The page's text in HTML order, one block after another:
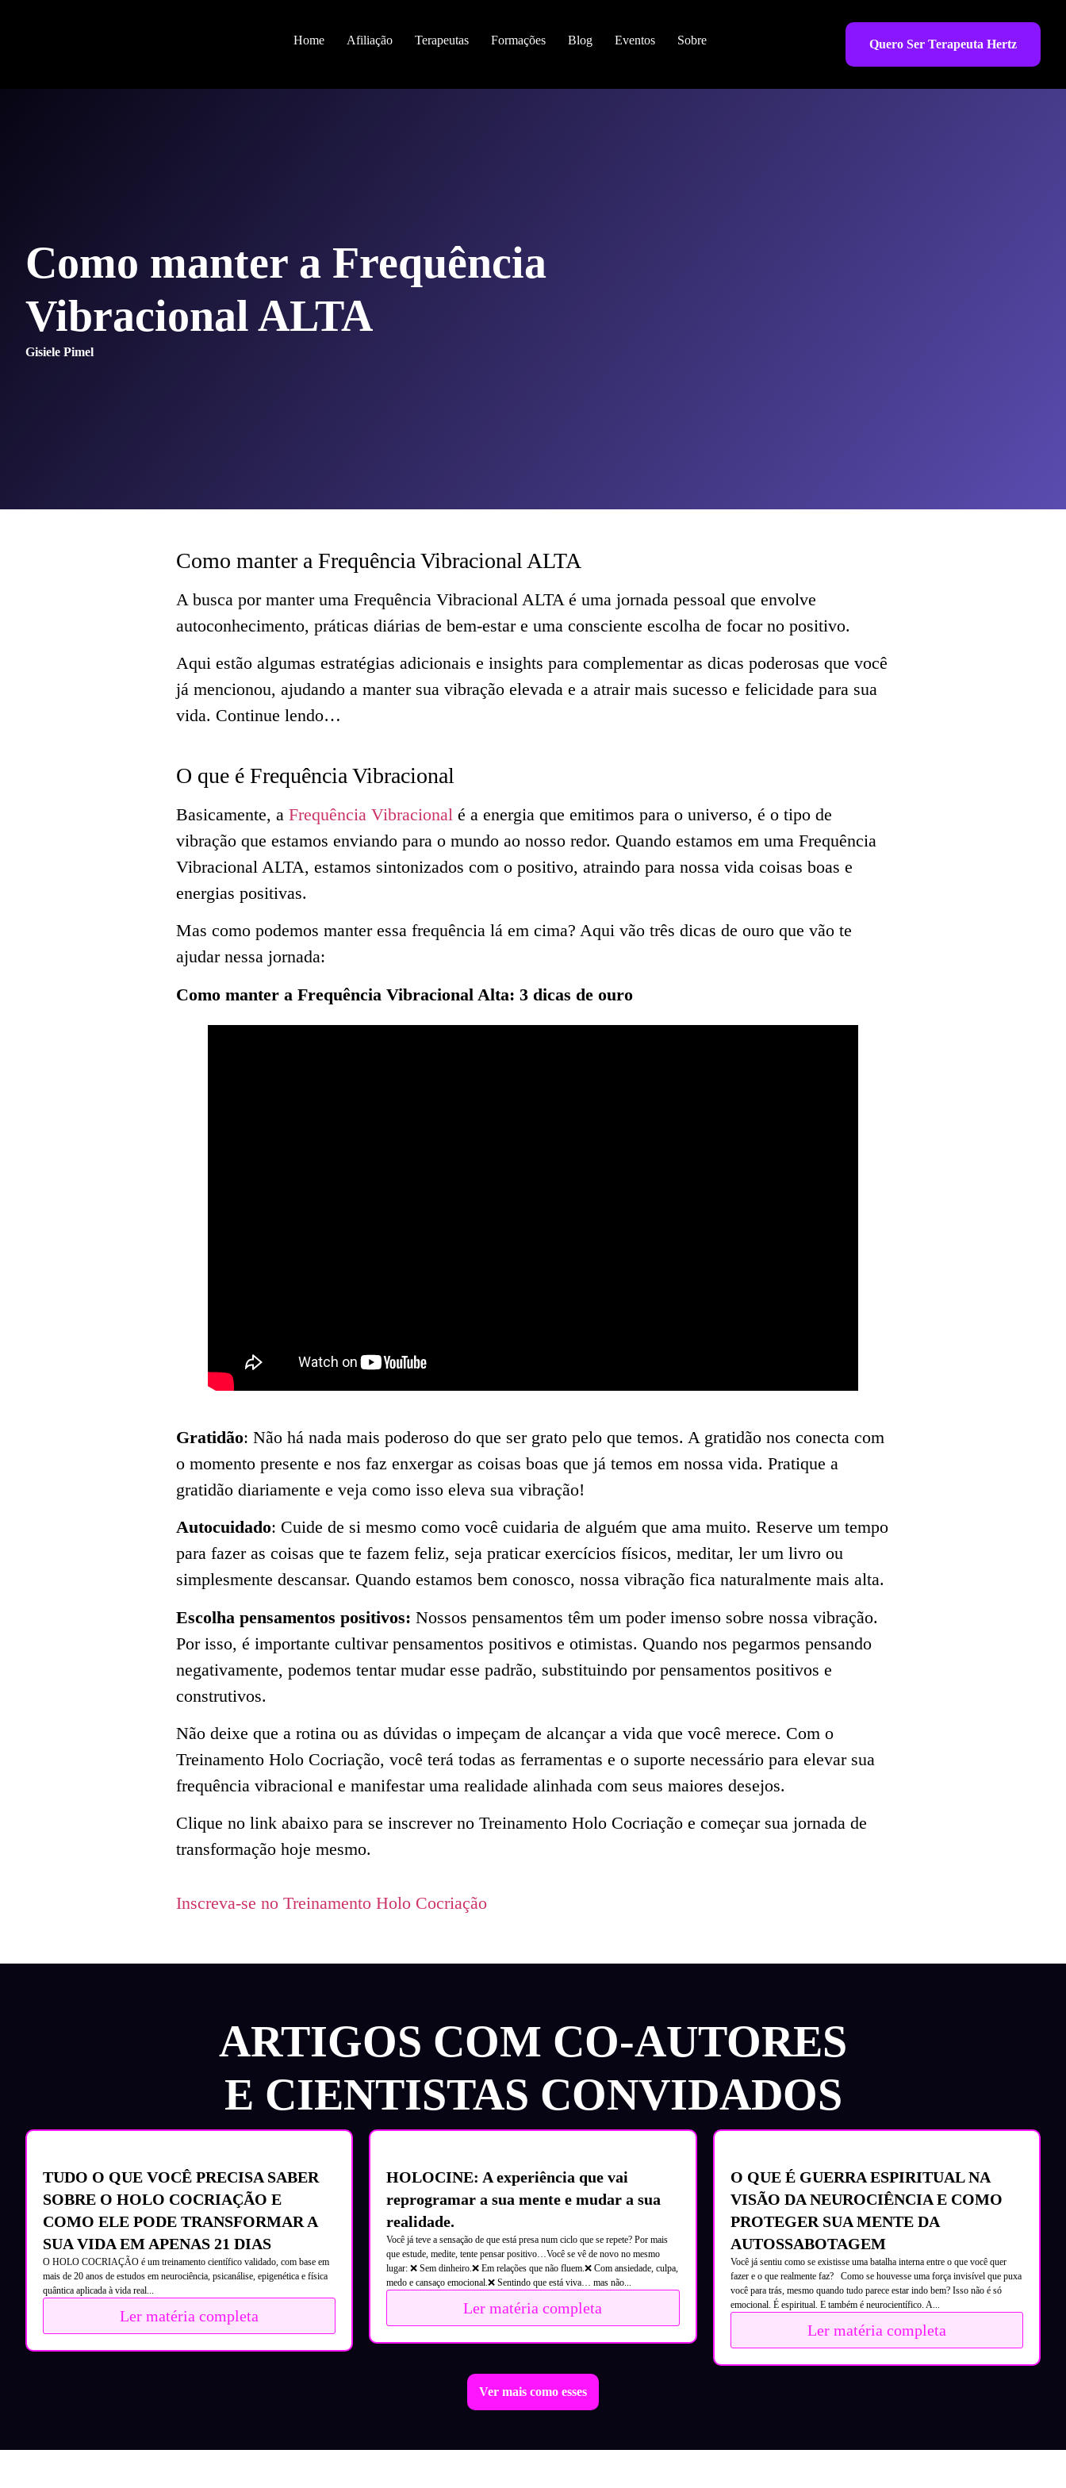
Home Afiliação Terapeutas Formações Blog Eventos Sobre Quero Ser Terapeuta Hertz
Como manter a Frequência
Vibracional ALTA
Gisiele Pimel
Como manter a Frequência Vibracional ALTA
A busca por manter uma Frequência Vibracional ALTA é uma jornada pessoal que envolve
autoconhecimento, práticas diárias de bem-estar e uma consciente escolha de focar no positivo.
Aqui estão algumas estratégias adicionais e insights para complementar as dicas poderosas que você
já mencionou, ajudando a manter sua vibração elevada e a atrair mais sucesso e felicidade para sua
vida. Continue lendo…
O que é Frequência Vibracional
Basicamente, a Frequência Vibracional é a energia que emitimos para o universo, é o tipo de
vibração que estamos enviando para o mundo ao nosso redor. Quando estamos em uma Frequência
Vibracional ALTA, estamos sintonizados com o positivo, atraindo para nossa vida coisas boas e
energias positivas.
Mas como podemos manter essa frequência lá em cima? Aqui vão três dicas de ouro que vão te
ajudar nessa jornada:
Como manter a Frequência Vibracional Alta: 3 dicas de ouro
Gratidão: Não há nada mais poderoso do que ser grato pelo que temos. A gratidão nos conecta com
o momento presente e nos faz enxergar as coisas boas que já temos em nossa vida. Pratique a
gratidão diariamente e veja como isso eleva sua vibração!
Autocuidado: Cuide de si mesmo como você cuidaria de alguém que ama muito. Reserve um tempo
para fazer as coisas que te fazem feliz, seja praticar exercícios físicos, meditar, ler um livro ou
simplesmente descansar. Quando estamos bem conosco, nossa vibração fica naturalmente mais alta.
Escolha pensamentos positivos: Nossos pensamentos têm um poder imenso sobre nossa vibração.
Por isso, é importante cultivar pensamentos positivos e otimistas. Quando nos pegarmos pensando
negativamente, podemos tentar mudar esse padrão, substituindo por pensamentos positivos e
construtivos.
Não deixe que a rotina ou as dúvidas o impeçam de alcançar a vida que você merece. Com o
Treinamento Holo Cocriação, você terá todas as ferramentas e o suporte necessário para elevar sua
frequência vibracional e manifestar uma realidade alinhada com seus maiores desejos.
Clique no link abaixo para se inscrever no Treinamento Holo Cocriação e começar sua jornada de
transformação hoje mesmo.
Inscreva-se no Treinamento Holo Cocriação
ARTIGOS COM CO-AUTORES
E CIENTISTAS CONVIDADOS
TUDO O QUE VOCÊ PRECISA SABER
SOBRE O HOLO COCRIAÇÃO E
COMO ELE PODE TRANSFORMAR A
SUA VIDA EM APENAS 21 DIAS
O HOLO COCRIAÇÃO é um treinamento científico validado, com base em
mais de 20 anos de estudos em neurociência, psicanálise, epigenética e física
quântica aplicada à vida real...
Ler matéria completa
HOLOCINE: A experiência que vai
reprogramar a sua mente e mudar a sua
realidade.
Você já teve a sensação de que está presa num ciclo que se repete? Por mais
que estude, medite, tente pensar positivo…Você se vê de novo no mesmo
lugar: ❌ Sem dinheiro.❌ Em relações que não fluem.❌ Com ansiedade, culpa,
medo e cansaço emocional.❌ Sentindo que está viva… mas não...
Ler matéria completa
O QUE É GUERRA ESPIRITUAL NA
VISÃO DA NEUROCIÊNCIA E COMO
PROTEGER SUA MENTE DA
AUTOSSABOTAGEM
Você já sentiu como se existisse uma batalha interna entre o que você quer
fazer e o que realmente faz? Como se houvesse uma força invisível que puxa
você para trás, mesmo quando tudo parece estar indo bem? Isso não é só
emocional. É espiritual. E também é neurocientífico. A...
Ler matéria completa
Ver mais como esses